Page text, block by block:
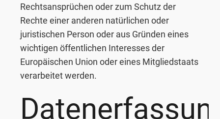
Rechtsansprüchen oder zum Schutz der
Rechte einer anderen natürlichen oder
juristischen Person oder aus Gründen eines
wichtigen öffentlichen Interesses der
Europäischen Union oder eines Mitgliedstaats
verarbeitet werden.